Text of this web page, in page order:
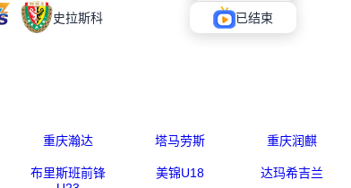
史拉斯科 已结束
重庆瀚达 塔马劳斯 重庆润麒
布里斯班前锋
美锦U18 达玛希吉兰